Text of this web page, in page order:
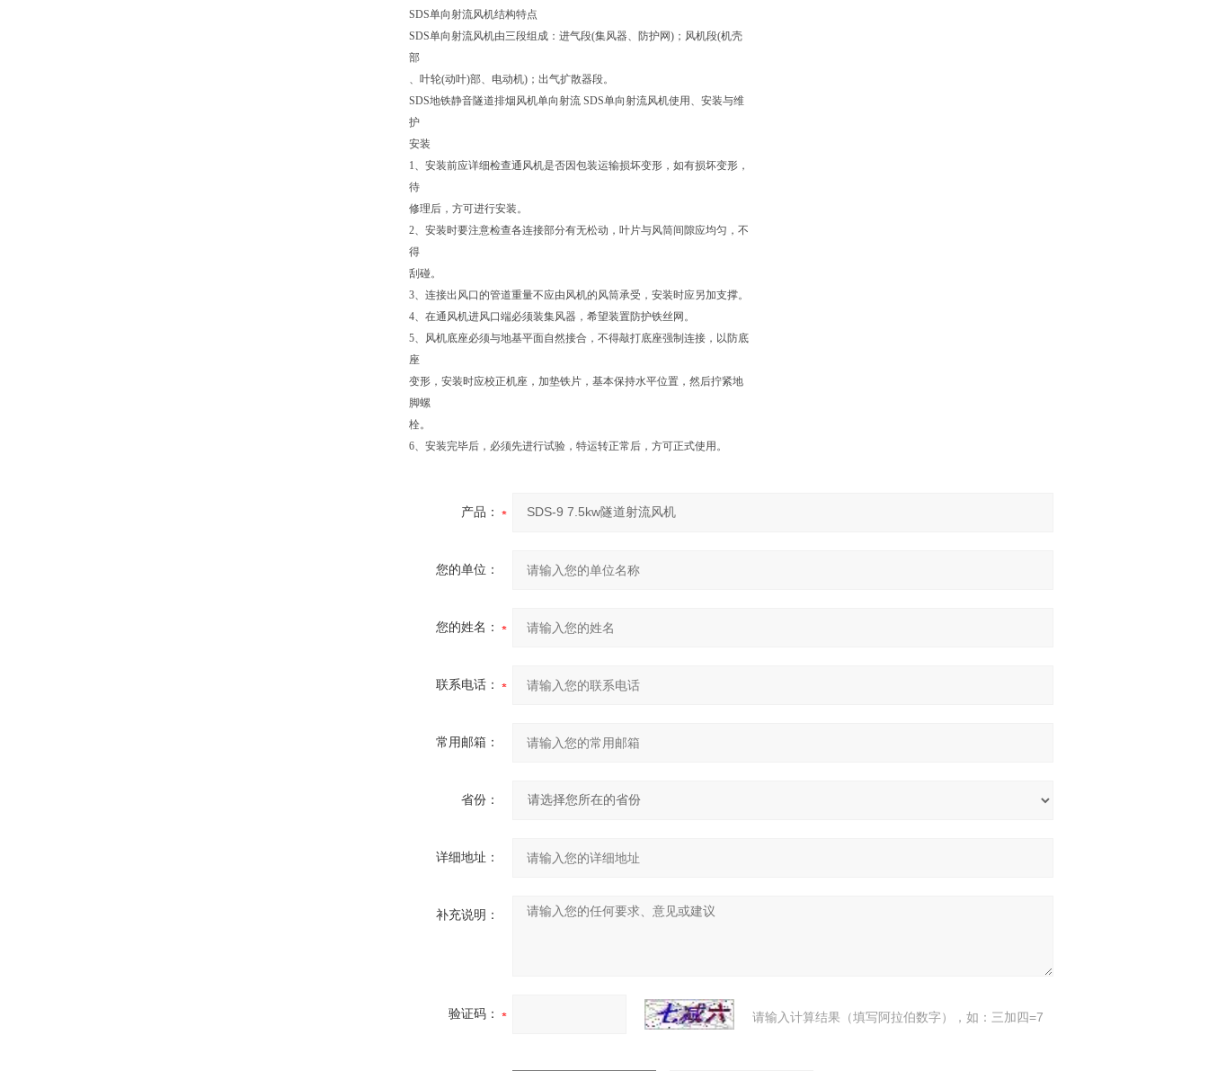
SDS单向射流风机结构特点
SDS单向射流风机由三段组成：进气段(集风器、防护网)；风机段(机壳
部
、叶轮(动叶)部、电动机)；出气扩散器段。
SDS地铁静音隧道排烟风机单向射流 SDS单向射流风机使用、安装与维
护
安装
1、安装前应详细检查通风机是否因包装运输损坏变形，如有损坏变形，
待
修理后，方可进行安装。
2、安装时要注意检查各连接部分有无松动，叶片与风筒间隙应均匀，不
得
刮碰。
3、连接出风口的管道重量不应由风机的风筒承受，安装时应另加支撑。
4、在通风机进风口端必须装集风器，希望装置防护铁丝网。
5、风机底座必须与地基平面自然接合，不得敲打底座强制连接，以防底
座
变形，安装时应校正机座，加垫铁片，基本保持水平位置，然后拧紧地
脚螺
栓。
6、安装完毕后，必须先进行试验，特运转正常后，方可正式使用。
产品：
您的单位：
您的姓名：
联系电话：
常用邮箱：
省份：
详细地址：
补充说明：
验证码： 请输入计算结果（填写阿拉伯数字），如：三加四=7